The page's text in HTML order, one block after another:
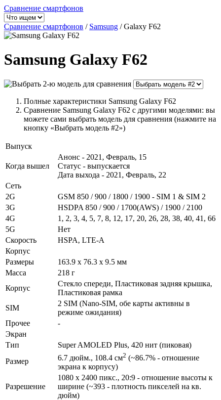
Сравнение смартфонов
Сравнение смартфонов / Samsung /Galaxy F62
Samsung Galaxy F62
Полные характеристики Samsung Galaxy F62
Сравнение Samsung Galaxy F62 с другими моделями: вы
можете сами выбрать модель для сравнения (нажмите на
кнопку «Выбрать модель #2»)
Выпуск
Когда вышел
Анонс - 2021, Февраль, 15
Статус - выпускается
Дата выхода - 2021, Февраль, 22
Сеть
2G
GSM 850 / 900 / 1800 / 1900 - SIM 1 & SIM 2
3G
HSDPA 850 / 900 / 1700(AWS) / 1900 / 2100
4G
1, 2, 3, 4, 5, 7, 8, 12, 17, 20, 26, 28, 38, 40, 41, 66
5G
Нет
Скорость
HSPA, LTE-A
Корпус
Размеры
163.9 x 76.3 x 9.5 мм
Масса
218 г
Корпус
Стекло спереди, Пластиковая задняя крышка,
Пластиковая рамка
SIM
2 SIM (Nano-SIM, обе карты активны в
режиме ожидания)
Прочее
-
Экран
Тип
Super AMOLED Plus, 420 нит (пиковая)
Размер
6.7 дюйм., 108.4 см2 (~86.7% - отношение
экрана к корпусу)
Разре­шение
1080 x 2400 пикс., 20:9 - отношение высоты к
ширине (~393 - плотность пикселей на кв.
дюйм)